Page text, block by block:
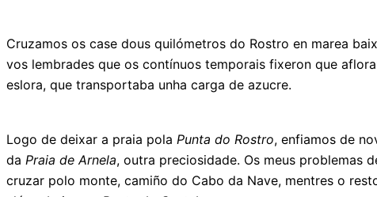
Cruzamos os case dous quilómetros do Rostro en marea
vos lembrades que os contínuos temporais fixeron que
eslora, que transportaba unha carga de azucre.
Logo de deixar a praia pola Punta do Rostro, enfiamos de
da Praia de Arnela, outra preciosidade. Os meus problemas
cruzar polo monte, camiño do Cabo da Nave, mentres o